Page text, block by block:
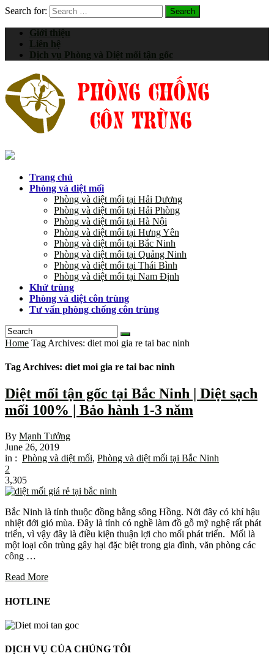
Search for:
Giới thiệu
Liên hệ
Dịch vụ Phòng và Diệt mối tận gốc
Trang chủ
Phòng và diệt mối
Phòng và diệt mối tại Hải Dương
Phòng và diệt mối tại Hải Phòng
Phòng và diệt mối tại Hà Nội
Phòng và diệt mối tại Hưng Yên
Phòng và diệt mối tại Bắc Ninh
Phòng và diệt mối tại Quảng Ninh
Phòng và diệt mối tại Thái Bình
Phòng và diệt mối tại Nam Định
Khử trùng
Phòng và diệt côn trùng
Tư vấn phòng chống côn trùng
Home Tag Archives: diet moi gia re tai bac ninh
Tag Archives: diet moi gia re tai bac ninh
Diệt mối tận gốc tại Bắc Ninh | Diệt sạch
mối 100% | Bảo hành 1-3 năm
By Mạnh Tưởng
June 26, 2019
in : Phòng và diệt mối, Phòng và diệt mối tại Bắc Ninh
2
3,305
Bắc Ninh là tỉnh thuộc đồng bằng sông Hồng. Nới đây có khí hậu
nhiệt đới gió mùa. Đây là tỉnh có nghề làm đồ gỗ mỹ nghệ rất phát
triển, vì vậy đây là điều kiện thuận lợi cho mối phát triển. Mối là
một loại côn trùng gây hại đặc biệt trong gia đình, văn phòng các
công …
Read More
HOTLINE
DỊCH VỤ CỦA CHÚNG TÔI